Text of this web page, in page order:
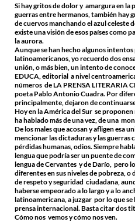
Si hay gritos de dolor y amargura en la
guerras entre hermanos, también hay
de cuervos manchando el azul
existe una visión de esos países como
la aurora.
Aunque se han hecho algunos
latinoamericanos, yo recuerdo dos
unión, o más bien, un intento de
EDUCA, editorial a nivel
números de LA PRENSA LITERARIA
poeta Pablo Antonio Cuadra. Por
principalmente, dejaron de
Hoy en la América del Sur se
ha hablado más de una vez, de una
De los males que acosan y afligen esa
mencionar las dictaduras y las guerras
pérdidas humanas, odios. Siempre
lengua que podría ser un puente de
lengua de Cervantes y de Darío, pero
diferentes en sus niveles de pobreza,
de respeto y seguridad ciudadana,
haberse empeorado a lo largo y a lo
latinoamericana, a juzgar por lo que se
prensa internacional. Basta citar dos
Cómo nos vemos y cómo nos ven.